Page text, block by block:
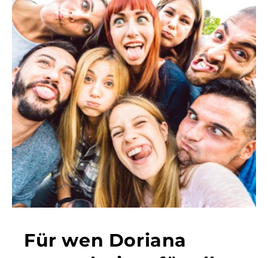
Für wen Doriana